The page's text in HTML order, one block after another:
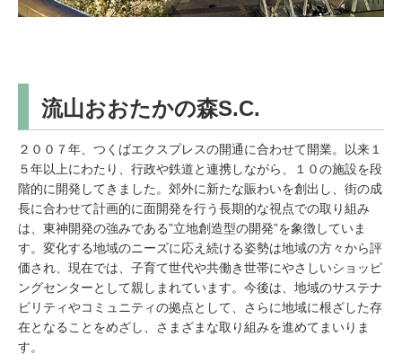
流山おおたかの森S.C.
２００７年、つくばエクスプレスの開通に合わせて開業。以来１
５年以上にわたり、行政や鉄道と連携しながら、１０の施設を段
階的に開発してきました。郊外に新たな賑わいを創出し、街の成
長に合わせて計画的に面開発を行う長期的な視点での取り組み
は、東神開発の強みである”立地創造型の開発”を象徴していま
す。変化する地域のニーズに応え続ける姿勢は地域の方々から評
価され、現在では、子育て世代や共働き世帯にやさしいショッピ
ングセンターとして親しまれています。今後は、地域のサステナ
ビリティやコミュニティの拠点として、さらに地域に根ざした存
在となることをめざし、さまざまな取り組みを進めてまいりま
す。